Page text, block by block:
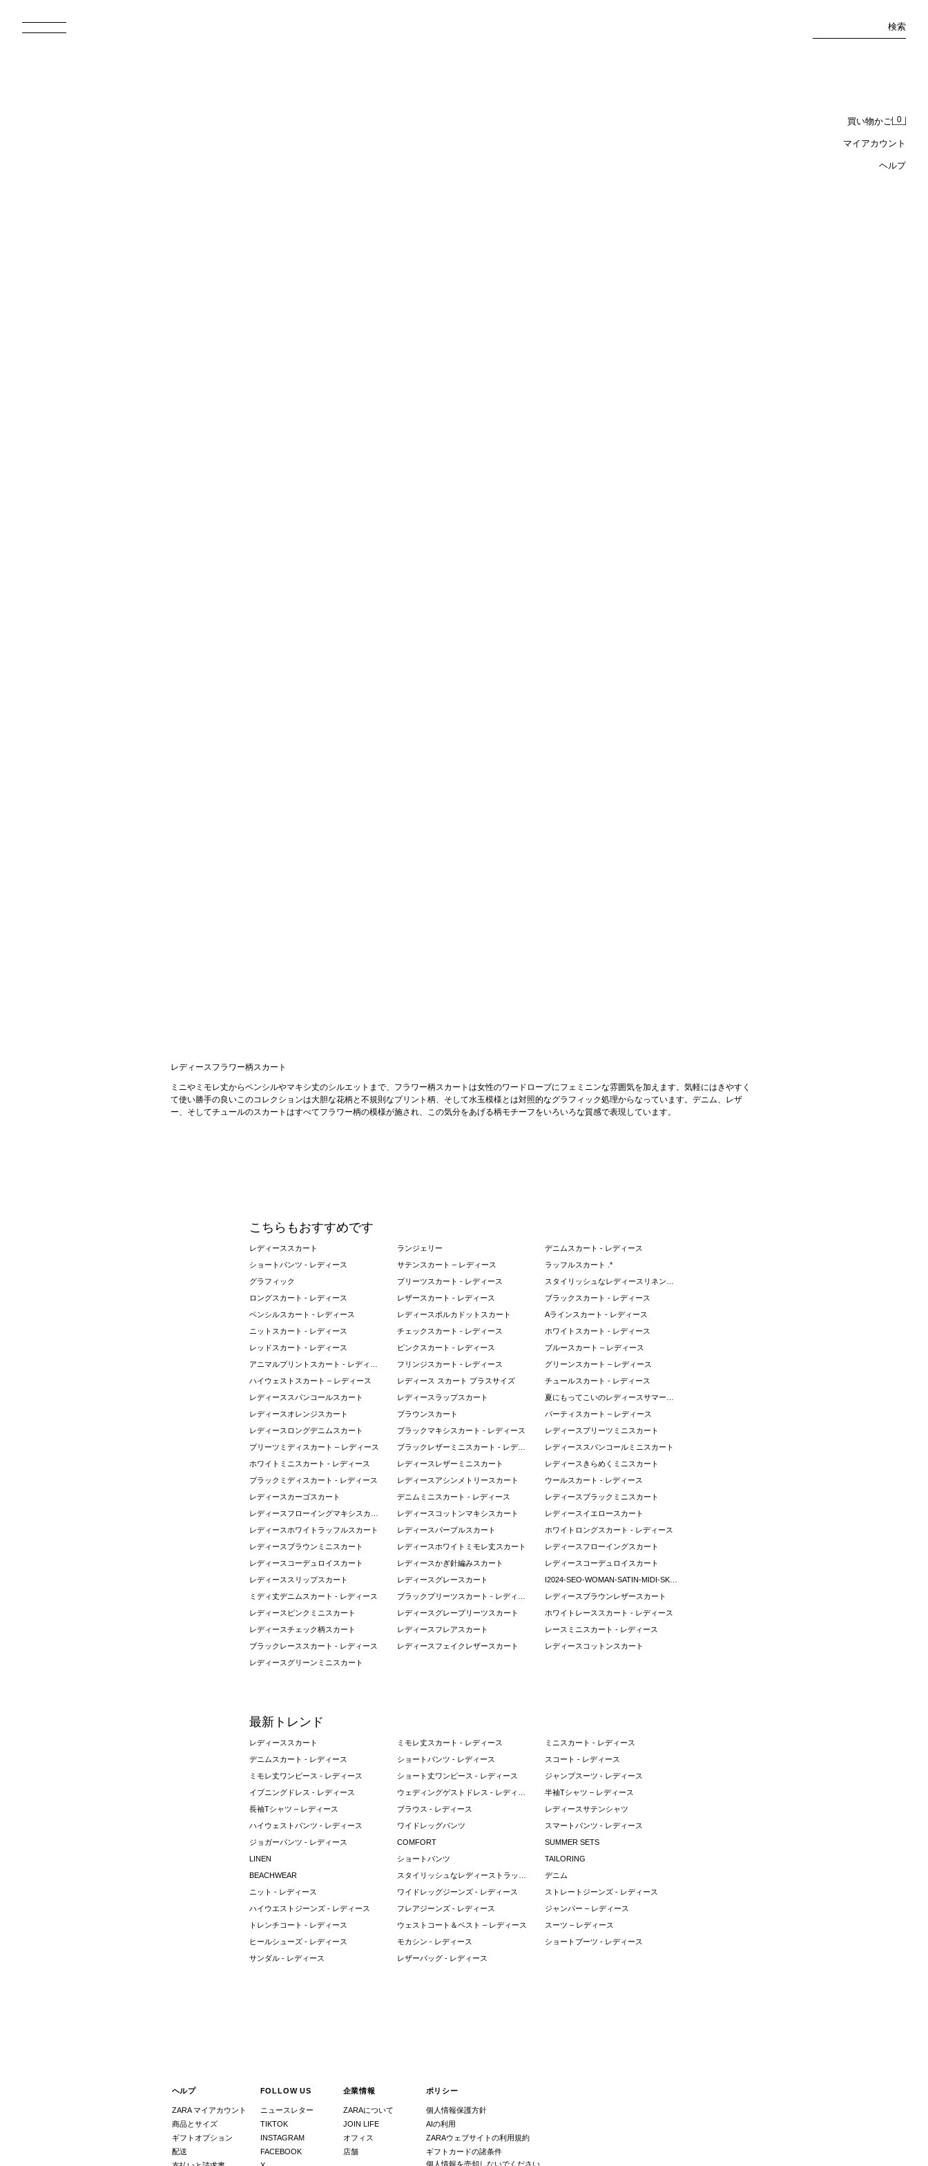
検索
買い物かご 0
マイアカウント
ヘルプ
レディースフラワー柄スカート
ミニやミモレ丈からペンシルやマキシ丈のシルエットまで、フラワー柄スカートは女性のワードローブにフェミニンな雰囲気を加えます。気軽にはきやすく
て使い勝手の良いこのコレクションは大胆な花柄と不規則なプリント柄、そして水玉模様とは対照的なグラフィック処理からなっています。デニム、レザ
ー、そしてチュールのスカートはすべてフラワー柄の模様が施され、この気分をあげる柄モチーフをいろいろな質感で表現しています。
こちらもおすすめです
レディーススカート ランジェリー
デニムスカート - レディース
ショートパンツ - レディース
サテンスカート – レディース
ラッフルスカート .*
グラフィック
プリーツスカート - レディース
スタイリッシュなレディースリネンスカート
ロングスカート - レディース
レザースカート - レディース
ブラックスカート - レディース
ペンシルスカート - レディース
レディースポルカドットスカート
Aラインスカート - レディース
ニットスカート - レディース
チェックスカート - レディース
ホワイトスカート - レディース
レッドスカート - レディース
ピンクスカート - レディース
ブルースカート – レディース
アニマルプリントスカート - レディース
フリンジスカート - レディース
グリーンスカート – レディース
ハイウェストスカート – レディース
レディース スカート プラスサイズ
チュールスカート - レディース
レディーススパンコールスカート
レディースラップスカート
夏にもってこいのレディースサマースカート
レディースオレンジスカート
ブラウンスカート
パーティスカート – レディース
レディースロングデニムスカート
ブラックマキシスカート - レディース
レディースプリーツミニスカート
プリーツミディスカート – レディース
ブラックレザーミニスカート - レディース
レディーススパンコールミニスカート
ホワイトミニスカート - レディース
レディースレザーミニスカート
レディースきらめくミニスカート
ブラックミディスカート - レディース
レディースアシンメトリースカート
ウールスカート - レディース
レディースカーゴスカート
デニムミニスカート - レディース
レディースブラックミニスカート
レディースフローイングマキシスカート
レディースコットンマキシスカート
レディースイエロースカート
レディースホワイトラッフルスカート
レディースパープルスカート
ホワイトロングスカート - レディース
レディースブラウンミニスカート
レディースホワイトミモレ丈スカート
レディースフローイングスカート
レディースコーデュロイスカート
レディースかぎ針編みスカート
レディースコーデュロイスカート
レディーススリップスカート
レディースグレースカート
I2024-SEO-WOMAN-SATIN-MIDI-SKIRT
ミディ丈デニムスカート - レディース
ブラックプリーツスカート - レディース
レディースブラウンレザースカート
レディースピンクミニスカート
レディースグレープリーツスカート
ホワイトレーススカート - レディース
レディースチェック柄スカート
レディースフレアスカート
レースミニスカート - レディース
ブラックレーススカート - レディース
レディースフェイクレザースカート
レディースコットンスカート
レディースグリーンミニスカート
最新トレンド
レディーススカート ミモレ丈スカート - レディース
ミニスカート - レディース
デニムスカート - レディース
ショートパンツ - レディース
スコート - レディース
ミモレ丈ワンピース - レディース
ショート丈ワンピース - レディース
ジャンプスーツ - レディース
イブニングドレス - レディース
ウェディングゲストドレス - レディース
半袖Tシャツ – レディース
長袖Tシャツ – レディース
ブラウス - レディース
レディースサテンシャツ
ハイウェストパンツ - レディース
ワイドレッグパンツ
スマートパンツ - レディース
ジョガーパンツ - レディース
COMFORT
SUMMER SETS
LINEN
ショートパンツ
TAILORING
BEACHWEAR
スタイリッシュなレディーストラックスーツ
デニム
ニット - レディース
ワイドレッグジーンズ - レディース
ストレートジーンズ - レディース
ハイウエストジーンズ - レディース
フレアジーンズ - レディース
ジャンパー – レディース
トレンチコート - レディース
ウェストコート＆ベスト – レディース
スーツ – レディース
ヒールシューズ - レディース
モカシン - レディース
ショートブーツ - レディース
サンダル - レディース
レザーバッグ - レディース
ヘルプ
ZARA マイアカウント
商品とサイズ
ギフトオプション
配送
FOLLOW US
ニュースレター
TIKTOK
INSTAGRAM
FACEBOOK
企業情報
ZARAについて
JOIN LIFE
オフィス
店舗
ポリシー
個人情報保護方針
AIの利用
ZARAウェブサイトの利用規約
ギフトカードの諸条件
個人情報を売却しないでください